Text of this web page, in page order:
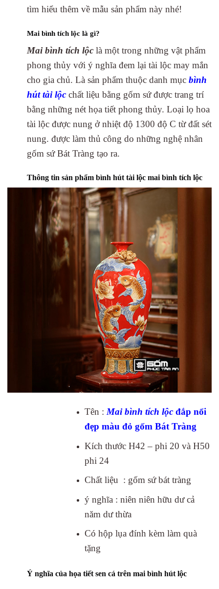
tìm hiểu thêm về mẫu sản phẩm này nhé!
Mai bình tích lộc là gì?
Mai bình tích lộc là một trong những vật phẩm
phong thủy với ý nghĩa đem lại tài lộc may mắn
cho gia chủ. Là sản phẩm thuộc danh mục bình
hút tài lộc chất liệu bằng gốm sứ được trang trí
bằng những nét họa tiết phong thủy. Loại lọ hoa
tài lộc được nung ở nhiệt độ 1300 độ C từ đất sét
nung. được làm thủ công do những nghệ nhân
gốm sứ Bát Tràng tạo ra.
Thông tin sản phẩm bình hút tài lộc mai bình tích lộc
Tên : Mai bình tích lộc đắp nổi
đẹp màu đỏ gốm Bát Tràng
Kích thước H42 – phi 20 và H50
phi 24
Chất liệu : gốm sứ bát tràng
ý nghĩa : niên niên hữu dư cả
năm dư thừa
Có hộp lụa đính kèm làm quà
tặng
Ý nghĩa của họa tiết sen cá trên mai bình hút lộc